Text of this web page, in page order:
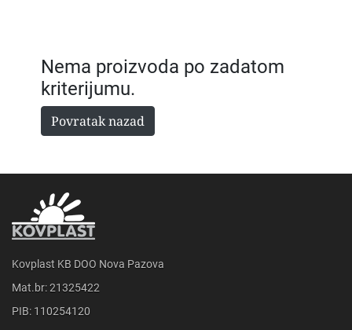
Nema proizvoda po zadatom
kriterijumu.
Povratak nazad
Kovplast KB DOO Nova Pazova
Mat.br: 21325422
PIB: 110254120